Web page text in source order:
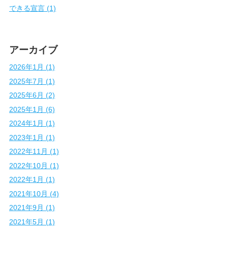
できる宣言 (1)
アーカイブ
2026年1月 (1)
2025年7月 (1)
2025年6月 (2)
2025年1月 (6)
2024年1月 (1)
2023年1月 (1)
2022年11月 (1)
2022年10月 (1)
2022年1月 (1)
2021年10月 (4)
2021年9月 (1)
2021年5月 (1)